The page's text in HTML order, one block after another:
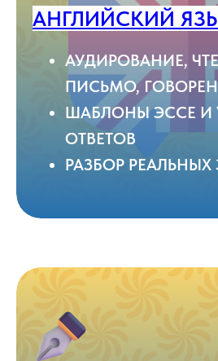
АНГЛИЙСКИЙ
АУДИРОВАНИЕ,
ПИСЬМО,
ШАБЛОНЫ ЭССЕ И
ОТВЕТОВ
РАЗБОР